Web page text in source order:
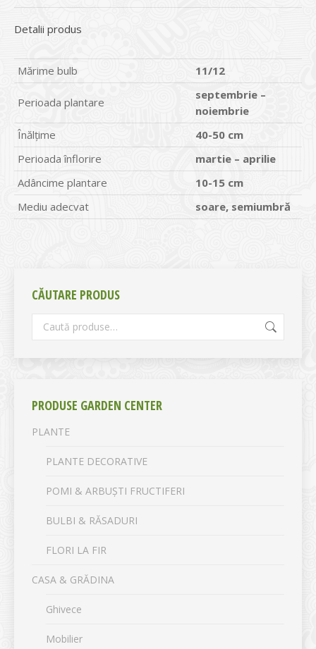
Detalii produs
Mărime bulb 11/12
Perioada plantare
septembrie –
noiembrie
Înălțime
40-50 cm
Perioada înflorire
martie – aprilie
Adâncime plantare
10-15 cm
Mediu adecvat
soare, semiumbră
CĂUTARE PRODUS
PRODUSE GARDEN CENTER
PLANTE
PLANTE DECORATIVE
POMI & ARBUȘTI FRUCTIFERI
BULBI & RĂSADURI
FLORI LA FIR
CASA & GRĂDINA
Ghivece
Mobilier